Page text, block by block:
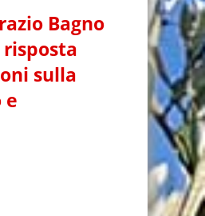
Bagno
sulla
e